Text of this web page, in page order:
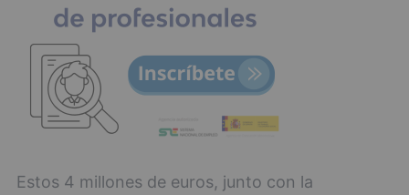
Estos 4 millones de euros, junto con la